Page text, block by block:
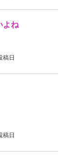
よね
稿日
稿日